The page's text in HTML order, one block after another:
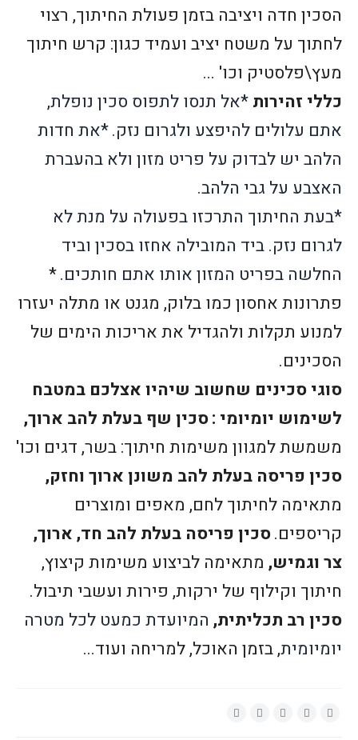
הסכין חדה ויציבה בזמן פעולת החיתוך, רצוי
לחתוך על משטח יציב ועמיד כגון: קרש חיתוך
מעץ\פלסטיק וכו' ...
כללי זהירות*אל תנסו לתפוס סכין נופלת,
אתם עלולים להיפצע ולגרום נזק.*את חדות
הלהב יש לבדוק על פריט מזון ולא בהעברת
האצבע על גבי הלהב.
*בעת החיתוך התרכזו בפעולה על מנת לא
לגרום נזק. ביד המובילה אחזו בסכין וביד
החלשה בפריט המזון אותו אתם חותכים.*
פתרונות אחסון כמו בלוק, מגנט או מתלה יעזרו
למנוע תקלות ולהגדיל את אריכות הימים של
הסכינים.
סוגי סכינים שחשוב שיהיו אצלכם במטבח
לשימוש יומיומי :סכין שף בעלת להב ארוך,
משמשת למגוון משימות חיתוך: בשר, דגים וכו'
סכין פריסה בעלת להב משונן ארוך וחזק,
מתאימה לחיתוך לחם, מאפים ומוצרים
קריספים.סכין פריסה בעלת להב חד, ארוך,
צר וגמיש, מתאימה לביצוע משימות קיצוץ,
חיתוך וקילוף של ירקות, פירות ועשבי תיבול.
סכין רב תכליתית, המיועדת כמעט לכל מטרה
יומיומית, בזמן האוכל, למריחה ועוד...